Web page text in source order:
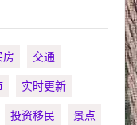
房
交通
实时更新
投资移民
景点